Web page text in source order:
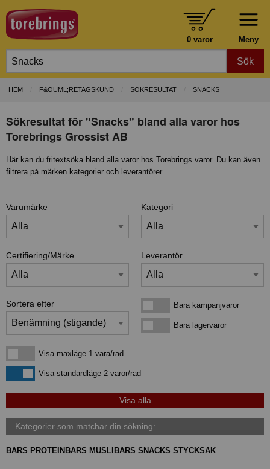
Meny
0 varor
Sök
HEM F&OUML;RETAGSKUND SÖKRESULTAT SNACKS
Sökresultat för "Snacks" bland alla varor hos
Torebrings Grossist AB
Här kan du fritextsöka bland alla varor hos Torebrings varor. Du kan även
filtrera på märken kategorier och leverantörer.
Varumärke Kategori
Certifiering/Märke Leverantör
Sortera efter Bara kampanjvarorBara kampanjvaror
Bara lagervarorBara lagervaror
Visa maxläge 1 vara/rad
Visa maxläge 1 vara/rad
Visa standardlägeVisa standardläge 2 varor/rad
Kategorier som matchar din sökning:
BARS PROTEINBARS MUSLIBARS SNACKS STYCKSAK